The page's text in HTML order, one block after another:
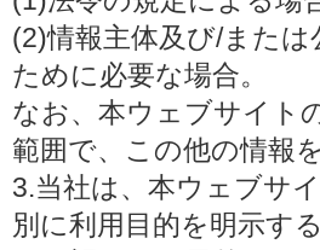
(2)情報主体及び/また
ために必要な場合。
なお、本ウェブサイト
範囲で、この他の情報
3.当社は、本ウェブサ
別に利用目的を明示す